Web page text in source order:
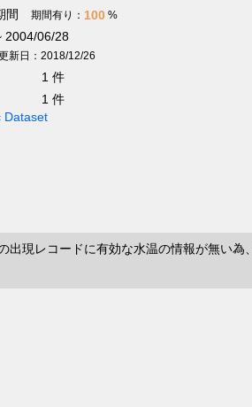
間
期間有り： 100 %
2004/06/28
新日：2018/12/26
1 件
1 件
Dataset
出現レコードに有効な水温の情報が無い